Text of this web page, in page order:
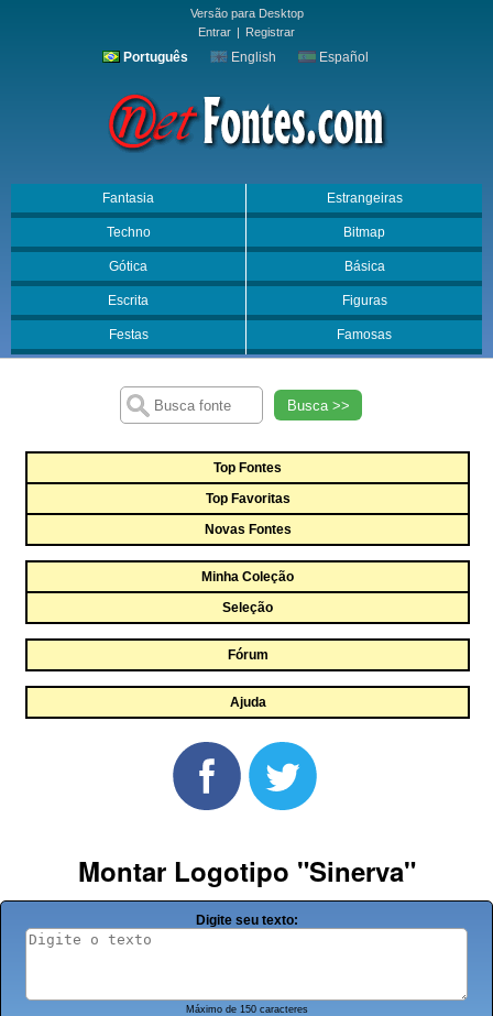
Versão para Desktop
Entrar | Registrar
Português English Español
Fantasia Estrangeiras
Techno Bitmap
Gótica Básica
Escrita Figuras
Festas Famosas
Busca >>
Top Fontes
Top Favoritas
Novas Fontes
Minha Coleção
Seleção
Fórum
Ajuda
Montar Logotipo "Sinerva"
Digite seu texto:
Máximo de 150 caracteres